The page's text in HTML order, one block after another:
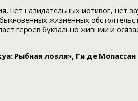
нет назидательных мотивов, нет
жизненных
героев буквально живыми и
Рыбная ловля», Ги де Мопассан